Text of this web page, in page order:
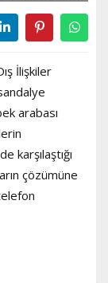
İlişkiler
arabası
karşılaştığı
çözümüne